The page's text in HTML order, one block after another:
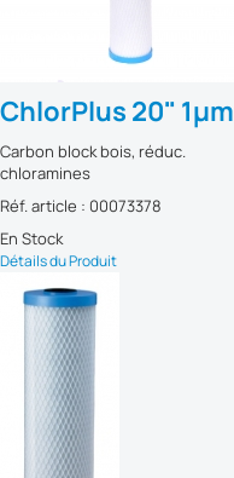
ChlorPlus 20" 1µm
Carbon block bois, réduc.
chloramines
Réf. article : 00073378
En Stock
Détails du Produit